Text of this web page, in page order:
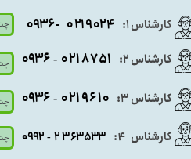
کارشناس ۱: ۰۲۱۹۰۲۴ - ۰۹۳۶
کارشناس ۳: ۰۲۱۹۶۱۰ -۰۹۳۶
کارشناس ۲: ۰۲۱۸۷۵۱ - ۰۹۳۶
کارشناس 4
: ۲۳۶۳۵۳۳ - ۰۹۹۲